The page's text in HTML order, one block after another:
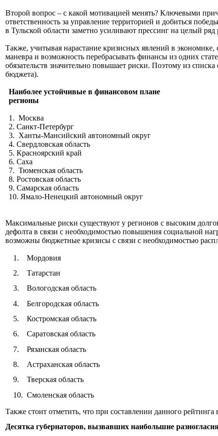
Второй вопрос – с какой мотивацией менять? Ключевыми
ответственность за управление территорией и добиться
в Тульской области заметно усиливают прессинг на целый
Также, учитывая нарастание кризисных явлений в
маневра и возможность перебрасывать финансы из одних
обязательств значительно повышает риски. Поэтому из
бюджета).
Наиболее устойчивые в финансовом плане
регионы
1. Москва
2. Санкт-Петербург
3. Ханты-Мансийский автономный округ
4. Свердловская область
5. Красноярский край
6. Саха
7. Тюменская область
8. Ростовская область
9. Самарская область
10. Ямало-Ненецкий автономный округ
Максимальные риски существуют у регионов с высоким
дефолта в связи с необходимостью повышения социальной
возможны бюджетные кризисы с связи с необходимостью
Мордовия
Татарстан
Вологодская область
Белгородская область
Костромская область
Саратовская область
Рязанская область
Астраханская область
Тверская область
Смоленская область
Также стоит отметить, что при составлении данного
Десятка губернаторов, вызвавших наибольшие